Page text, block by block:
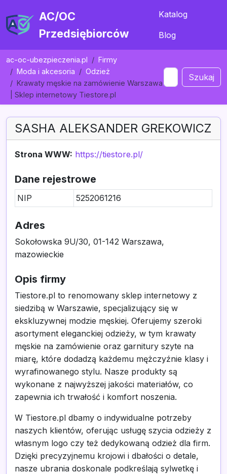
AC/OC
Przedsiębiorców
Katalog
Blog
ac-oc-ubezpieczenia.pl
Firmy
Moda i akcesoria
Odzież
Krawaty męskie na zamówienie Warszawa
| Sklep internetowy Tiestore.pl
Szukaj
SASHA ALEKSANDER GREKOWICZ
Strona WWW: https://tiestore.pl/
Dane rejestrowe
NIP 5252061216
Adres
Sokołowska 9U/30, 01-142 Warszawa,
mazowieckie
Opis firmy
Tiestore.pl to renomowany sklep internetowy z
siedzibą w Warszawie, specjalizujący się w
ekskluzywnej modzie męskiej. Oferujemy szeroki
asortyment eleganckiej odzieży, w tym krawaty
męskie na zamówienie oraz garnitury szyte na
miarę, które dodadzą każdemu mężczyźnie klasy i
wyrafinowanego stylu. Nasze produkty są
wykonane z najwyższej jakości materiałów, co
zapewnia ich trwałość i komfort noszenia.
W Tiestore.pl dbamy o indywidualne potrzeby
naszych klientów, oferując usługę szycia odzieży z
własnym logo czy też dedykowaną odzież dla firm.
Dzięki precyzyjnemu krojowi i dbałości o detale,
nasze ubrania doskonale podkreślają sylwetkę i